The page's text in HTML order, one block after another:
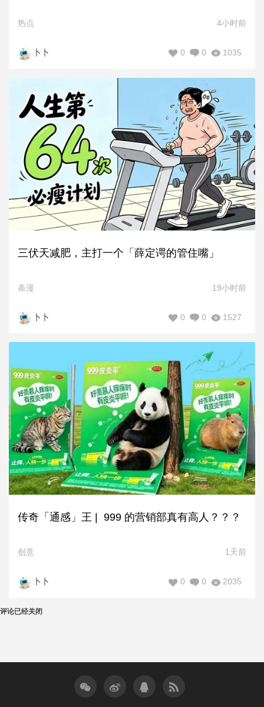
热点 4小时前
卜卜 1035
0
0
三伏天减肥，主打一个「薛定谔的管住嘴」
条漫 19小时前
卜卜 1527
0
0
传奇「通感」王 | 999 的营销部真有高人？？？
创意 1天前
卜卜 2035
0
0
评论已经关闭